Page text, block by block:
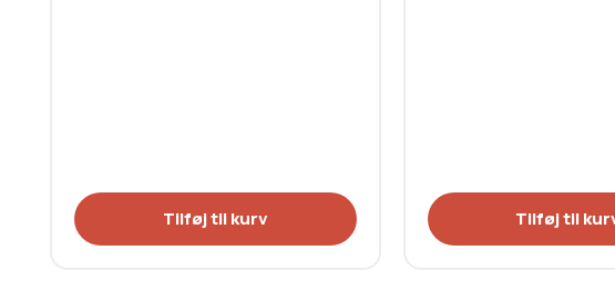
Tilføj til kurv Tilføj til